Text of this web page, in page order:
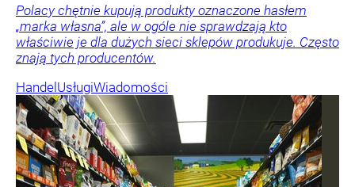
Polacy chętnie kupują produkty oznaczone hasłem
„marka własna”, ale w ogóle nie sprawdzają kto
właściwie je dla dużych sieci sklepów produkuje. Często
znają tych producentów.
Handel UsługiWiadomości